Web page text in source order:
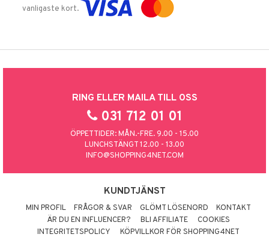
vanligaste kort.
RING ELLER MAILA TILL OSS
031 712 01 01
ÖPPETTIDER: MÅN.-FRE. 9.00 - 15.00
LUNCHSTÄNGT 12.00 - 13.00
INFO@SHOPPING4NET.COM
KUNDTJÄNST
MIN PROFIL FRÅGOR & SVAR GLÖMT LÖSENORD
KONTAKT
ÄR DU EN INFLUENCER?
BLI AFFILIATE
COOKIES
INTEGRITETSPOLICY
KÖPVILLKOR FÖR SHOPPING4NET